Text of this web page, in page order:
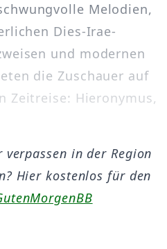
Melodien,
Dies-Irae-
und modernen
die Zuschauer auf
Zeitreise: Hieronymus,
in der Region
Hier kostenlos für den